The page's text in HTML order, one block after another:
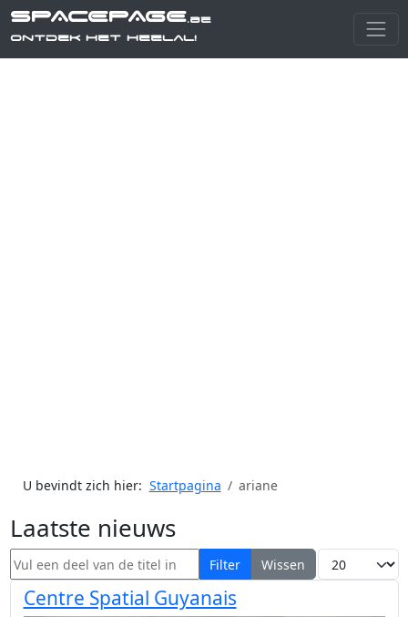
SPACEPAGE.be
Ontdek het heelal!
U bevindt zich hier: Startpagina ariane
Laatste nieuws
Vul een deel van de titel in Filter Wissen Toon #
Centre Spatial Guyanais